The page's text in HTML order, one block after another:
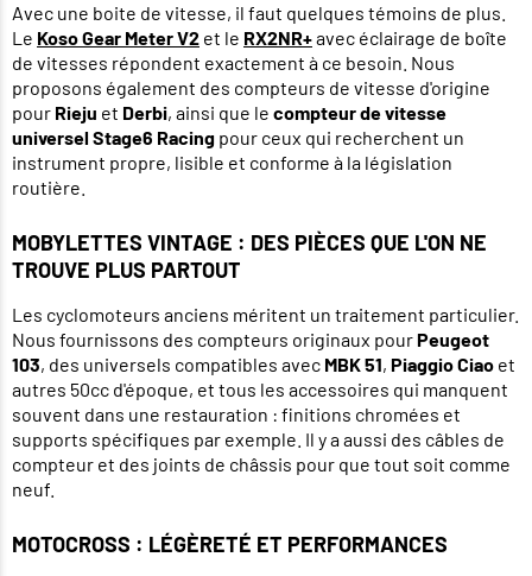
Avec une boite de vitesse, il faut quelques témoins de plus.
Le Koso Gear Meter V2 et le RX2NR+avec éclairage de boîte
de vitesses répondent exactement à ce besoin. Nous
proposons également des compteurs de vitesse d'origine
pour Rieju et Derbi, ainsi que le compteur de vitesse
universel Stage6 Racing pour ceux qui recherchent un
instrument propre, lisible et conforme à la législation
routière.
MOBYLETTES VINTAGE : DES PIÈCES QUE L'ON NE
TROUVE PLUS PARTOUT
Les cyclomoteurs anciens méritent un traitement particulier.
Nous fournissons des compteurs originaux pourPeugeot
103, des universels compatibles avec MBK 51, Piaggio Ciao et
autres 50cc d'époque, et tous les accessoires qui manquent
souvent dans une restauration : finitions chromées et
supports spécifiques par exemple. Il y a aussi des câbles de
compteur et des joints de châssis pour que tout soit comme
neuf.
MOTOCROSS : LÉGÈRETÉ ET PERFORMANCES